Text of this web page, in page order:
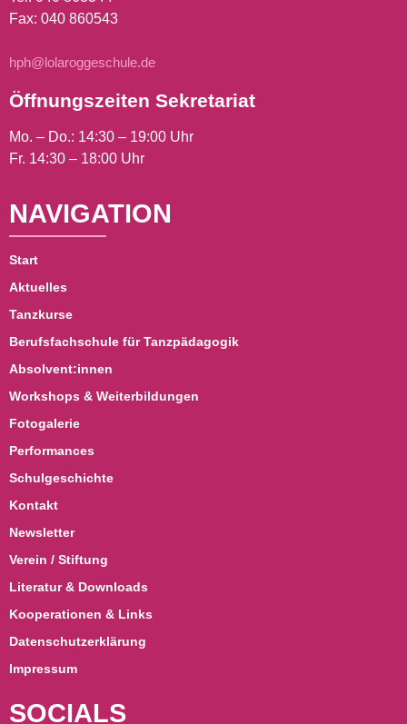
Fax: 040 860543
hph@lolaroggeschule.de
Öffnungszeiten Sekretariat
Mo. – Do.: 14:30 – 19:00 Uhr
Fr. 14:30 – 18:00 Uhr
NAVIGATION
Start
Aktuelles
Tanzkurse
Berufsfachschule für Tanzpädagogik
Absolvent:innen
Workshops & Weiterbildungen
Fotogalerie
Performances
Schulgeschichte
Kontakt
Newsletter
Verein / Stiftung
Literatur & Downloads
Kooperationen & Links
Datenschutzerklärung
Impressum
SOCIALS